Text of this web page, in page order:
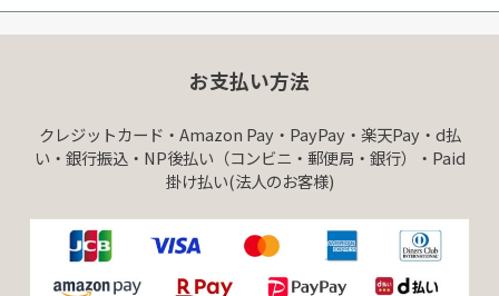
お支払い方法
クレジットカード・Amazon Pay・PayPay・楽天Pay・d払
い・銀行振込・NP後払い（コンビニ・郵便局・銀行）・Paid
掛け払い(法人のお客様)